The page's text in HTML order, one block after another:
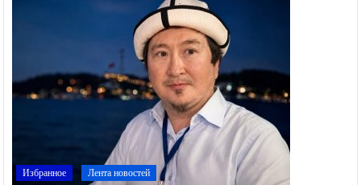
Избранное Лента новостей